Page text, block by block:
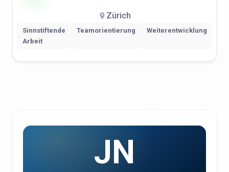
Zürich
Sinnstiftende
Arbeit
Teamorientierung Weiterentwicklung
JN